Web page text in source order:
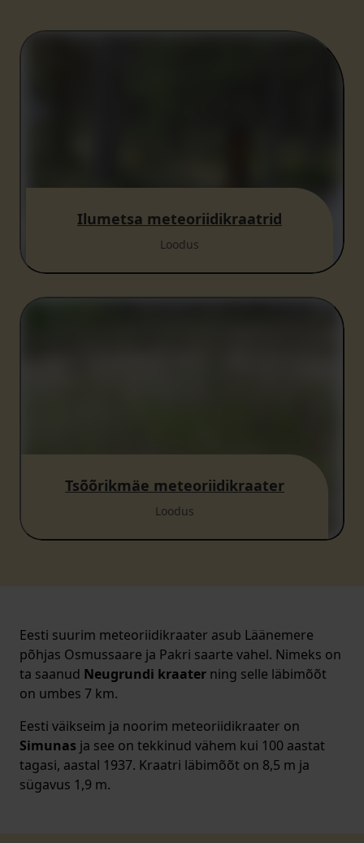
Ilumetsa meteoriidikraatrid
Loodus
Tsõõrikmäe meteoriidikraater
Loodus
Eesti suurim meteoriidikraater asub Läänemere
põhjas Osmussaare ja Pakri saarte vahel. Nimeks on
ta saanud Neugrundi kraater ning selle läbimõõt
on umbes 7 km.
Eesti väikseim ja noorim meteoriidikraater on
Simunas ja see on tekkinud vähem kui 100 aastat
tagasi, aastal 1937. Kraatri läbimõõt on 8,5 m ja
sügavus 1,9 m.